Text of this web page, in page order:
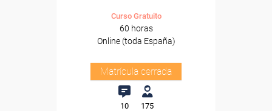
Curso Gratuito
60 horas
Online (toda España)
Matrícula cerrada
10 175